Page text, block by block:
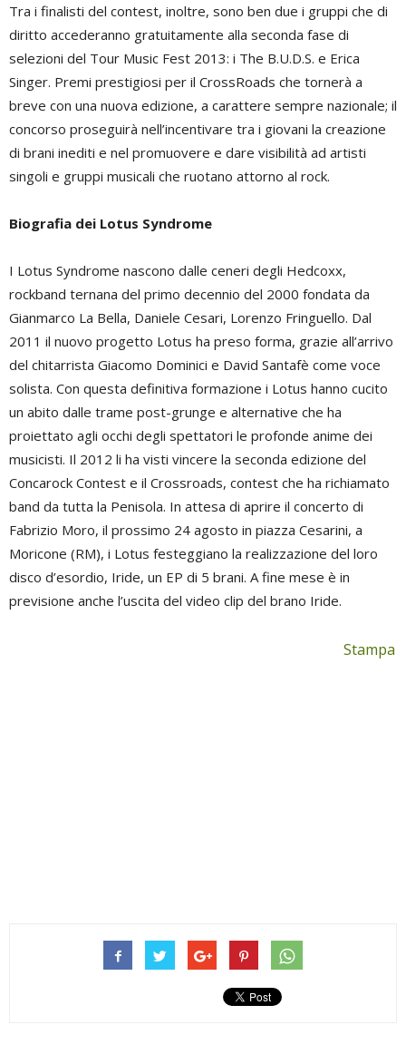
Tra i finalisti del contest, inoltre, sono ben due i gruppi che di
diritto accederanno gratuitamente alla seconda fase di
selezioni del Tour Music Fest 2013: i The B.U.D.S. e Erica
Singer. Premi prestigiosi per il CrossRoads che tornerà a
breve con una nuova edizione, a carattere sempre nazionale; il
concorso proseguirà nell’incentivare tra i giovani la creazione
di brani inediti e nel promuovere e dare visibilità ad artisti
singoli e gruppi musicali che ruotano attorno al rock.
Biografia dei Lotus Syndrome
I Lotus Syndrome nascono dalle ceneri degli Hedcoxx,
rockband ternana del primo decennio del 2000 fondata da
Gianmarco La Bella, Daniele Cesari, Lorenzo Fringuello. Dal
2011 il nuovo progetto Lotus ha preso forma, grazie all’arrivo
del chitarrista Giacomo Dominici e David Santafè come voce
solista. Con questa definitiva formazione i Lotus hanno cucito
un abito dalle trame post-grunge e alternative che ha
proiettato agli occhi degli spettatori le profonde anime dei
musicisti. Il 2012 li ha visti vincere la seconda edizione del
Concarock Contest e il Crossroads, contest che ha richiamato
band da tutta la Penisola. In attesa di aprire il concerto di
Fabrizio Moro, il prossimo 24 agosto in piazza Cesarini, a
Moricone (RM), i Lotus festeggiano la realizzazione del loro
disco d’esordio, Iride, un EP di 5 brani. A fine mese è in
previsione anche l’uscita del video clip del brano Iride.
Stampa